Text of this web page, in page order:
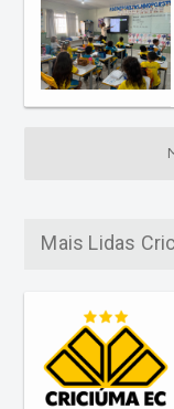
Mais Lidas